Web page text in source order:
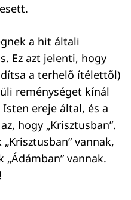
a hit általi
Ez azt jelenti, hogy
a terhelő ítélettől)
reménységet kínál
ereje által, és a
hogy „Krisztusban”.
vannak,
vannak.